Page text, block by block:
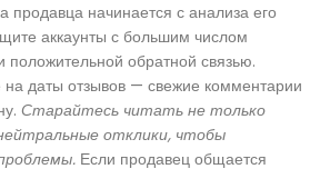
продавца начинается с анализа его
аккаунты с большим числом
положительной обратной связью.
даты отзывов — свежие комментарии
Старайтесь читать не только
отклики, чтобы
Если продавец общается